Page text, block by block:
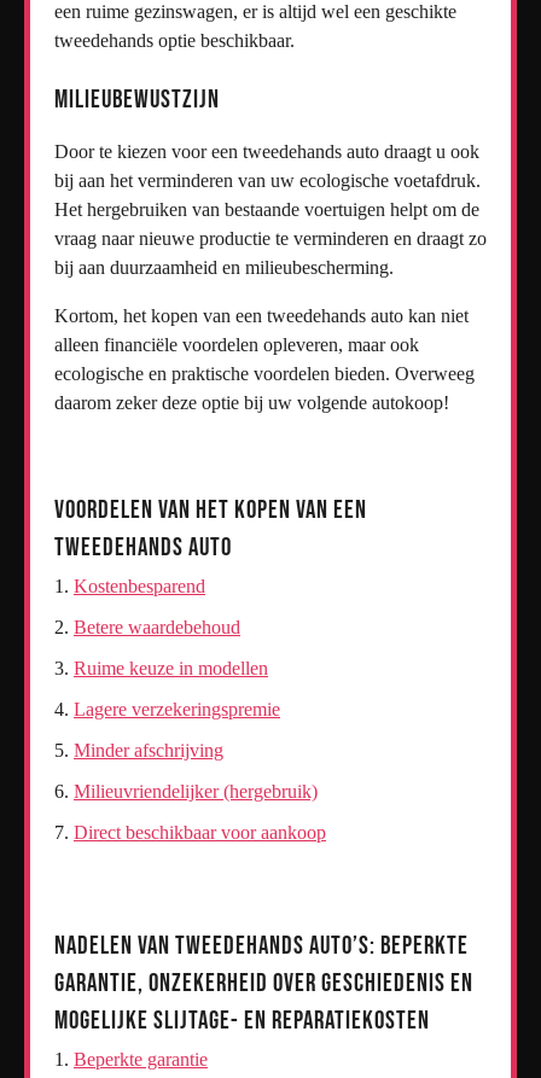
een ruime gezinswagen, er is altijd wel een geschikte
tweedehands optie beschikbaar.
Milieubewustzijn
Door te kiezen voor een tweedehands auto draagt u ook
bij aan het verminderen van uw ecologische voetafdruk.
Het hergebruiken van bestaande voertuigen helpt om de
vraag naar nieuwe productie te verminderen en draagt zo
bij aan duurzaamheid en milieubescherming.
Kortom, het kopen van een tweedehands auto kan niet
alleen financiële voordelen opleveren, maar ook
ecologische en praktische voordelen bieden. Overweeg
daarom zeker deze optie bij uw volgende autokoop!
Voordelen van het Kopen van een
Tweedehands Auto
Kostenbesparend
Betere waardebehoud
Ruime keuze in modellen
Lagere verzekeringspremie
Minder afschrijving
Milieuvriendelijker (hergebruik)
Direct beschikbaar voor aankoop
Nadelen van Tweedehands Auto’s: Beperkte
Garantie, Onzekerheid over Geschiedenis en
Mogelijke Slijtage- en Reparatiekosten
Beperkte garantie